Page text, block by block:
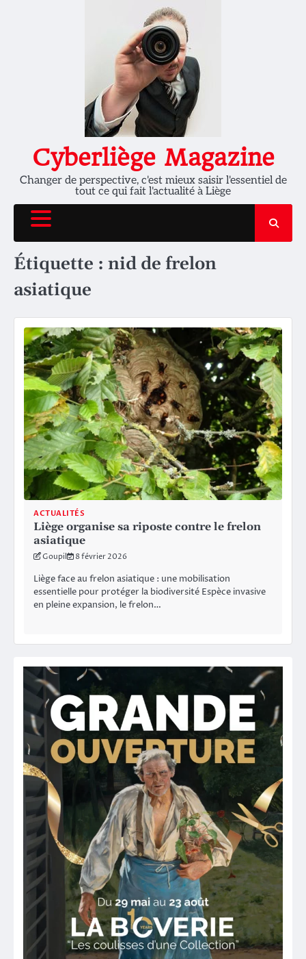
Cyberliège Magazine
Changer de perspective, c'est mieux saisir l'essentiel de
tout ce qui fait l'actualité à Liège
Étiquette : nid de frelon
asiatique
ACTUALITÉS
Liège organise sa riposte contre le frelon
asiatique
Goupil 8 février 2026
Liège face au frelon asiatique : une mobilisation
essentielle pour protéger la biodiversité Espèce invasive
en pleine expansion, le frelon…